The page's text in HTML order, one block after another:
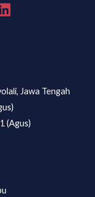
Jawa Tengah
(Agus)